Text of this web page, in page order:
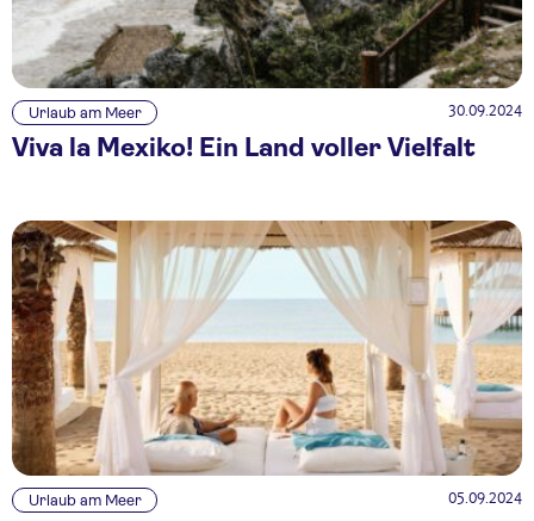
Urlaub am Meer 30.09.2024
Viva la Mexiko! Ein Land voller Vielfalt
Urlaub am Meer 05.09.2024